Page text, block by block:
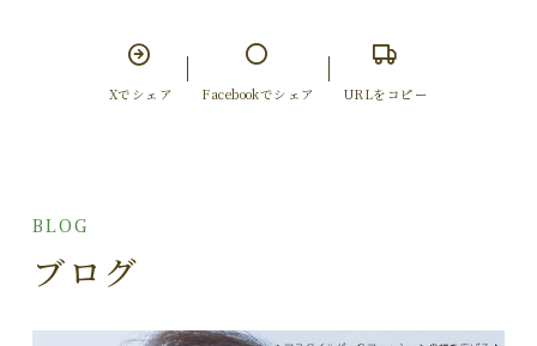
Xでシェア Facebookでシェア URLをコピー
BLOG
ブログ